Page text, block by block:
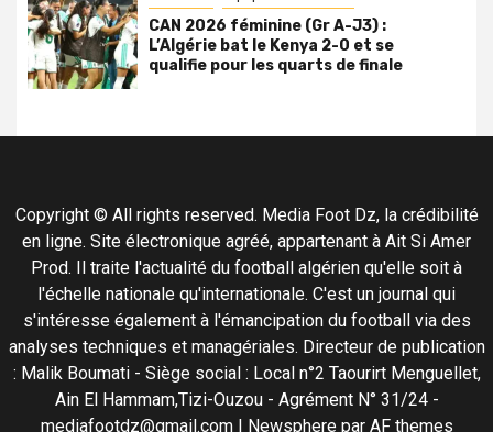
CAN 2026 féminine (Gr A-J3) :
L’Algérie bat le Kenya 2-0 et se
qualifie pour les quarts de finale
Copyright © All rights reserved. Media Foot Dz, la crédibilité
en ligne. Site électronique agréé, appartenant à Ait Si Amer
Prod. Il traite l'actualité du football algérien qu'elle soit à
l'échelle nationale qu'internationale. C'est un journal qui
s'intéresse également à l'émancipation du football via des
analyses techniques et managériales. Directeur de publication
: Malik Boumati - Siège social : Local n°2 Taourirt Menguellet,
Ain El Hammam,Tizi-Ouzou - Agrément N° 31/24 -
mediafootdz@gmail.com
Newspherepar AF themes